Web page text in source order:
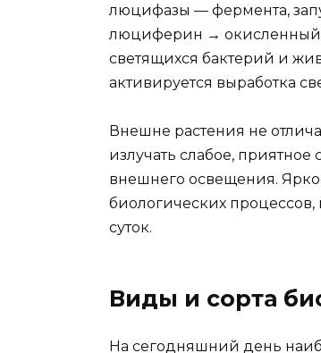
люцифазы — фермента,
люциферин → окисленный
светящихся бактерий и
активируется выработка
Внешне растения не
излучать слабое,
внешнего освещения.
биологических процессов,
суток.
Виды и сорта
На сегодняшний день